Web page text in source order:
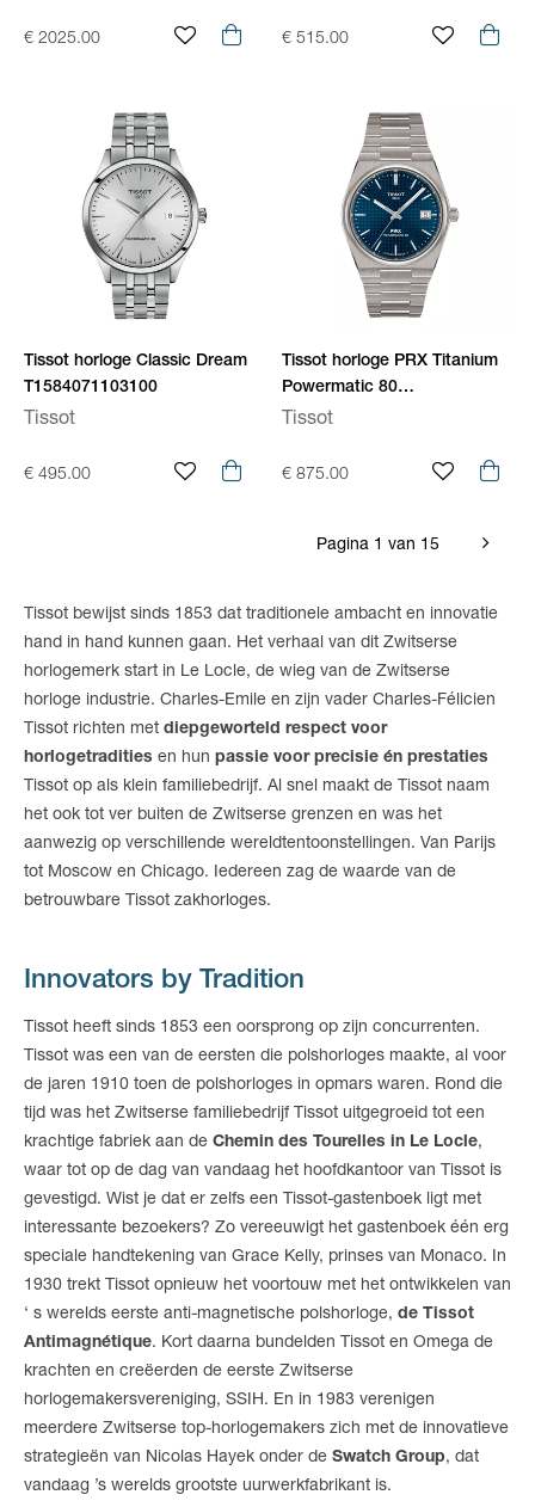
€ 2025.00 € 515.00
Tissot horloge Classic Dream
T1584071103100
Tissot
€ 495.00
Tissot horloge PRX Titanium
Powermatic 80
T1378074404100
Tissot
€ 875.00
Pagina 1 van 15
Tissot bewijst sinds 1853 dat traditionele ambacht en innovatie
hand in hand kunnen gaan. Het verhaal van dit Zwitserse
horlogemerk start in Le Locle, de wieg van de Zwitserse
horloge industrie. Charles-Emile en zijn vader Charles-Félicien
Tissot richten met diepgeworteld respect voor
horlogetradities en hun passie voor precisie én prestaties
Tissot op als klein familiebedrijf. Al snel maakt de Tissot naam
het ook tot ver buiten de Zwitserse grenzen en was het
aanwezig op verschillende wereldtentoonstellingen. Van Parijs
tot Moscow en Chicago. Iedereen zag de waarde van de
betrouwbare Tissot zakhorloges.
Innovators by Tradition
Tissot heeft sinds 1853 een oorsprong op zijn concurrenten.
Tissot was een van de eersten die polshorloges maakte, al voor
de jaren 1910 toen de polshorloges in opmars waren. Rond die
tijd was het Zwitserse familiebedrijf Tissot uitgegroeid tot een
krachtige fabriek aan de Chemin des Tourelles in Le Locle,
waar tot op de dag van vandaag het hoofdkantoor van Tissot is
gevestigd. Wist je dat er zelfs een Tissot-gastenboek ligt met
interessante bezoekers? Zo vereeuwigt het gastenboek één erg
speciale handtekening van Grace Kelly, prinses van Monaco. In
1930 trekt Tissot opnieuw het voortouw met het ontwikkelen van
‘ s werelds eerste anti-magnetische polshorloge, de Tissot
Antimagnétique. Kort daarna bundelden Tissot en Omega de
krachten en creëerden de eerste Zwitserse
horlogemakersvereniging, SSIH. En in 1983 verenigen
meerdere Zwitserse top-horlogemakers zich met de innovatieve
strategieën van Nicolas Hayek onder de Swatch Group, dat
vandaag ’s werelds grootste uurwerkfabrikant is.